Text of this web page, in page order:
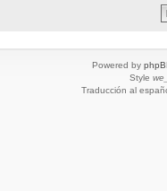
Powered by
Style
Traducción al